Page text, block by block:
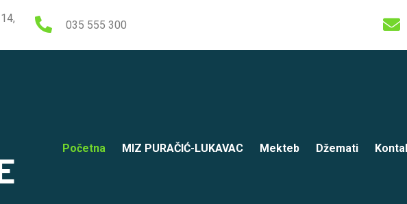
035 555 300
Početna MIZ PURAČIĆ-LUKAVAC Mekteb Džemati